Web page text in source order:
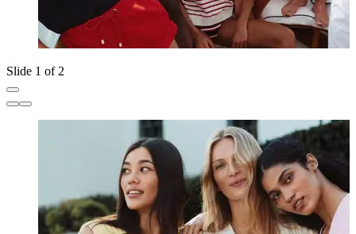
Slide 1 of 2